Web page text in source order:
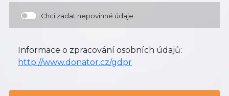
Chci zadat nepovinné údaje
Informace o zpracování osobních údajů:
http://www.donator.cz/gdpr